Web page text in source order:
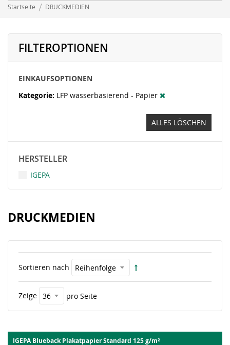
Startseite DRUCKMEDIEN
DRUCKMEDIEN
Sortieren nach
Zeige pro Seite
IGEPA Blueback Plakatpapier Standard 125 g/m²
FILTEROPTIONEN
EINKAUFSOPTIONEN
Kategorie LFP wasserbasierend - Papier
ALLES LÖSCHEN
HERSTELLER
IGEPA